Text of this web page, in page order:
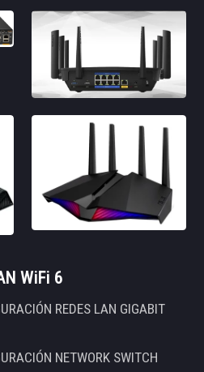
WiFi 6
REDES LAN GIGABIT
NETWORK SWITCH